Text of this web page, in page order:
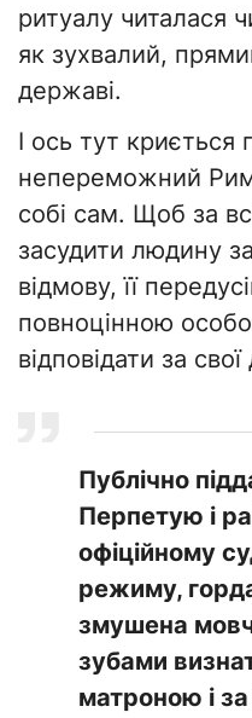
ритуалу читалася
як зухвалий,
державі.
​І ось тут криється
непереможний
собі сам. Щоб за
засудити людину
відмову, її
повноцінною
відповідати за
​Публічно
Перпетую і
офіційному
режиму,
змушена
зубами
матроною і